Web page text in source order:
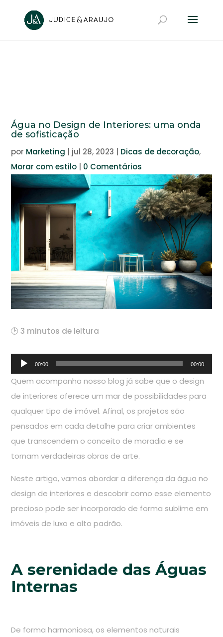
Água no Design de Interiores: uma onda
de sofisticação
por Marketing jul 28, 2023 Dicas de decoração,
Morar com estilo
0 Comentários
🕑 3 minutos de leitura
Tocador
de
00:00 00:00
Quem acompanha nosso blog já sabe que o design
de interiores oferece um mar de possibilidades para
qualquer tipo de imóvel. Afinal, os projetos são
pensados em cada detalhe para criar ambientes
que transcendem o conceito de moradia e se
tornam verdadeiras obras de arte.
Neste artigo, vamos abordar a diferença da água no
design de interiores e descobrir como esse elemento
precioso pode ser incorporado de forma sublime em
imóveis de luxo e alto padrão.
A serenidade das Águas
Internas
De forma harmoniosa, os elementos naturais